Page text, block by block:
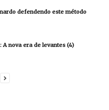
defendendo este método
A nova era de levantes (4)